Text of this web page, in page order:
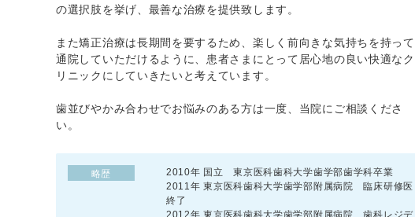
の選択肢を挙げ、最善な治療を提供致します。
また矯正治療は長期間を要するため、楽しく前向きな気持ちを持って
通院していただけるように、患者さまにとって居心地の良い快適なク
リニックにしていきたいと考えています。
歯並びやかみ合わせでお悩みのある方は一度、当院にご相談くださ
い。
略歴
2010年 国立 東京医科歯科大学歯学部歯学科卒業
2011年 東京医科歯科大学歯学部附属病院 臨床研修医
終了
2012年 東京医科歯科大学歯学部附属病院 歯科レジデ